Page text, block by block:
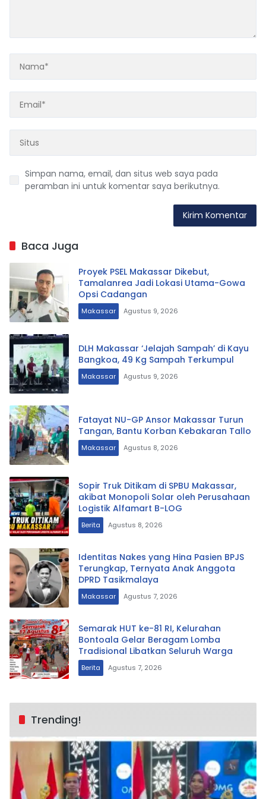
Simpan nama, email, dan situs web saya pada
peramban ini untuk komentar saya berikutnya.
Baca Juga
Proyek PSEL Makassar Dikebut,
Tamalanrea Jadi Lokasi Utama-Gowa
Opsi Cadangan
Makassar Agustus 9, 2026
DLH Makassar ‘Jelajah Sampah’ di Kayu
Bangkoa, 49 Kg Sampah Terkumpul
Makassar Agustus 9, 2026
Fatayat NU-GP Ansor Makassar Turun
Tangan, Bantu Korban Kebakaran Tallo
Makassar Agustus 8, 2026
Sopir Truk Ditikam di SPBU Makassar,
akibat Monopoli Solar oleh Perusahaan
Logistik Alfamart B-LOG
Berita Agustus 8, 2026
Identitas Nakes yang Hina Pasien BPJS
Terungkap, Ternyata Anak Anggota
DPRD Tasikmalaya
Makassar Agustus 7, 2026
Semarak HUT ke-81 RI, Kelurahan
Bontoala Gelar Beragam Lomba
Tradisional Libatkan Seluruh Warga
Berita Agustus 7, 2026
Trending!